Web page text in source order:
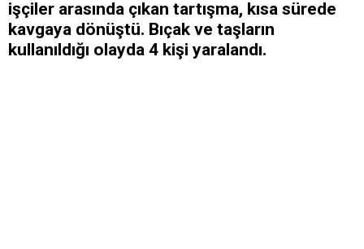
işçiler arasında çıkan tartışma, kısa sürede
kavgaya dönüştü. Bıçak ve taşların
kullanıldığı olayda 4 kişi yaralandı.